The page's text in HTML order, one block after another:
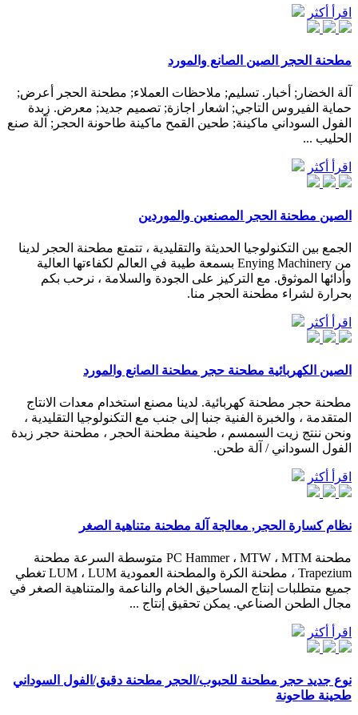
اقرأ أكثر
مطحنة الحجر الصين الصانع والمورد
آلة الخضار; أخبار. تسليم; ملاحظات العملاء; مطحنة الحجر أعرض;
حماية الفيروس التاجي; اشعار اجازة; تصميم جديد; معرض. زبدة
الفول السوداني ماكينة; طحين القمح ماكينة طاحونة الحجر; آلة صنع
الحليب ...
اقرأ أكثر
الصين مطحنة الحجر المصنعين والموردين
الجمع بين التكنولوجيا الحديثة والتقليدية ، تتمتع مطحنة الحجر لدينا
من Enying Machinery بسمعة طيبة في العالم لكفاءتها العالية
وأدائها الموثوق. مع التركيز على الجودة والسلامة ، نرحب بكم
بحرارة لشراء مطحنة الحجر منا.
اقرأ أكثر
الصين الكهربائية مطحنة حجر مطحنة الصانع والمورد
مطحنة حجر مطحنة كهربائية. لدينا مصنع استخدام معدات الانتاج
المتقدمة ، والخبرة الفنية جنبا إلى جنب مع التكنولوجيا التقليدية ،
ونحن ننتج زيت السمسم ، طحينة مطحنة الحجر ، مطحنة حجر زبدة
الفول السوداني / آلة طحن.
اقرأ أكثر
نظام كسارة الحجر, معالجة آلة مطحنة متناهية الصغر
مطحنة PC Hammer ، MTW ، MTM متوسطة السرعة مطحنة
Trapezium ، مطحنة الكرة والمطحنة العمودية LUM ، LUM تغطي
جميع متطلبات إنتاج المساحيق الخام والناعمة والمتناهية الصغر في
مجال الطحن الصناعي. يمكن تحقيق إنتاج ...
اقرأ أكثر
نوع جديد حجر مطحنة للحبوب/الحجر مطحنة دقيق/الفول السوداني
طحينة طاحونة